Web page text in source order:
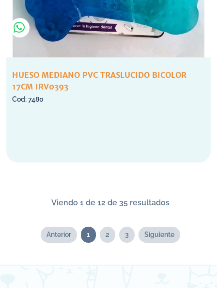
HUESO MEDIANO PVC TRASLUCIDO BICOLOR
17CM IRV0393
7480
Viendo 1 de 12 de 35 resultados
Anterior 1 2 3 Siguiente